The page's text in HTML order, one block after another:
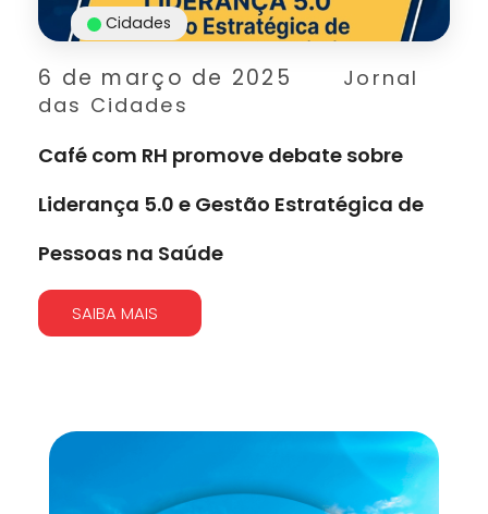
6 de março de 2025
Jornal
das Cidades
Cidades
Café com RH promove debate sobre
Liderança 5.0 e Gestão Estratégica de
Pessoas na Saúde
SAIBA MAIS